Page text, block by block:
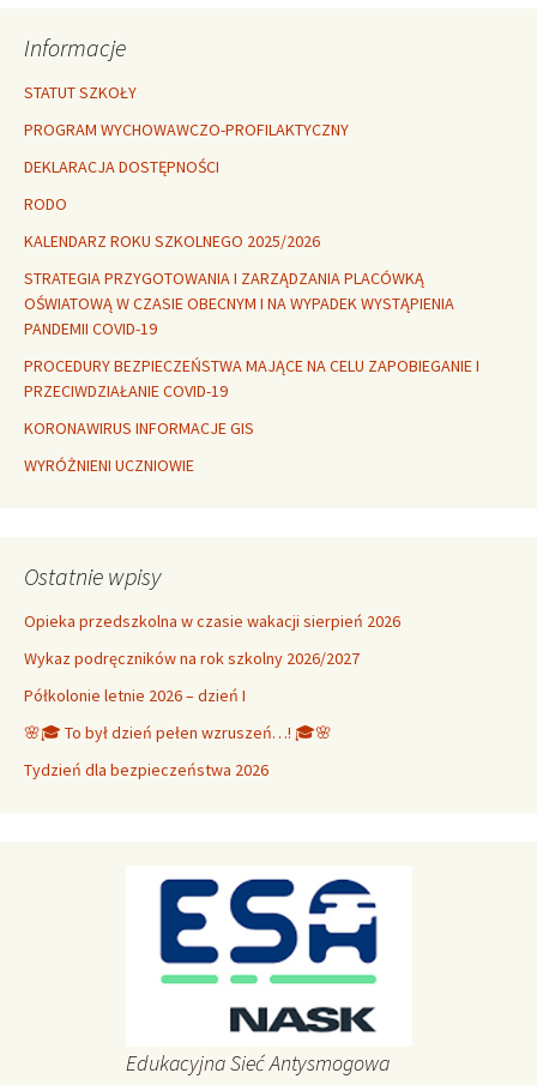
Informacje
STATUT SZKOŁY
PROGRAM WYCHOWAWCZO-PROFILAKTYCZNY
DEKLARACJA DOSTĘPNOŚCI
RODO
KALENDARZ ROKU SZKOLNEGO 2025/2026
STRATEGIA PRZYGOTOWANIA I ZARZĄDZANIA PLACÓWKĄ
OŚWIATOWĄ W CZASIE OBECNYM I NA WYPADEK WYSTĄPIENIA
PANDEMII COVID-19
PROCEDURY BEZPIECZEŃSTWA MAJĄCE NA CELU ZAPOBIEGANIE I
PRZECIWDZIAŁANIE COVID-19
KORONAWIRUS INFORMACJE GIS
WYRÓŻNIENI UCZNIOWIE
Ostatnie wpisy
Opieka przedszkolna w czasie wakacji sierpień 2026
Wykaz podręczników na rok szkolny 2026/2027
Półkolonie letnie 2026 – dzień I
🌸🎓 To był dzień pełen wzruszeń…! 🎓🌸
Tydzień dla bezpieczeństwa 2026
Edukacyjna Sieć Antysmogowa